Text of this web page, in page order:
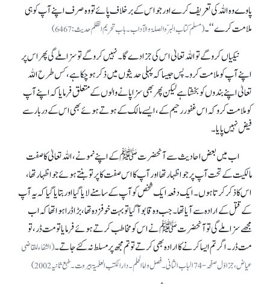
پاوے وہ اللہ کی تعریف کرے اور جو اس کے برخلاف پائے تو وہ صرف اپنے آپ کو ہی
ملامت کرے‘‘۔(مسلم کتاب البرّ والصلۃ و الآداب۔ باب تحریم الظلم حدیث:6467)
نیکیاں کرو گے تو اللہ تعالیٰ اس کی جزا دے گا۔ نہیں کرو گے تو سزا ملے گی پھر اس پر
اپنے آپ کو ملامت کرو۔ پس جیسا کہ پہلی حدیثوں میں ذکر ہو چکا ہے، کس طرح اللہ
تعالیٰ اپنے بندوں کو بخشتا ہے لیکن پھر بھی سزا پانے والوں کے متعلق فرمایا کہ اپنے آپ
کو ملامت کرو کہ اس غفور رحیم کے، ایسے مالک کے ہوتے ہوئے بھی اس کے دربار سے
فیض نہیں پایا۔
اب میں بعض احادیث سے آنحضرتﷺ کے اپنے نمونے، اللہ تعالیٰ کا صفت
مالکیت کے تحت آپ پر جو اظہار تھا اور آپ کا اس صفت کا پرتوَ بنتے ہوئے جو اظہار تھا،
اس کا ذکر کرتا ہوں۔ ایک د فعہ ایک شخص کو آپ کے سامنے لایا گیا اور بتایا گیا کہ یہ آپ
کے قتل کے ارادہ سے آیا تھا۔ جب وہ قابو آ گیا تو بہت خوفزدہ تھا، بڑا ڈرا ہوا تھا کہ اب
مجھے سزا ملے گی تو آنحضرتﷺ نے اس کو مخاطب کرتے ہوئے فرمایا تو مت ڈر، تو
مت ڈر۔ اگر تم ایسا کرنے کا ارادہ بھی کرتے تو تم مجھ پر مسلط نہ کئے جاتے۔(الشفا ء للقاضی
عیاض، جز اوّل صفحہ-74الباب الثانی۔ فصل و اماالحلم۔ دارالکتب العلمیۃ بیروت۔ طبع ثانیہ 2002)